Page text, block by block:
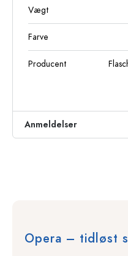
Vægt
Farve
Producent
Anmeldelser
Opera – tidløst